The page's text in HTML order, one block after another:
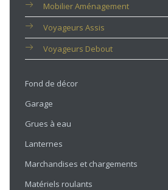
Mobilier Aménagement
Voyageurs Assis
Voyageurs Debout
Fond de décor
Garage
Grues à eau
Lanternes
Marchandises et chargements
Matériels roulants